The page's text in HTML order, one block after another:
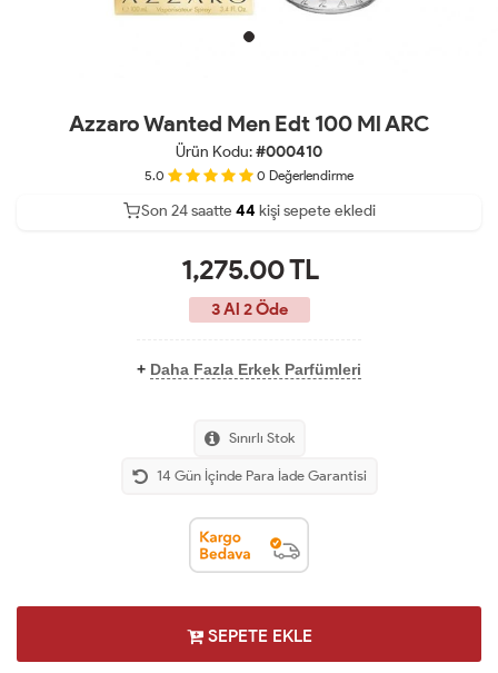
Azzaro Wanted Men Edt 100 Ml ARC
Ürün Kodu:#000410
5.0 0 Değerlendirme
37
Son 24 saatte 45 kişi sepete ekledi
15
1,275.00TL
3 Al 2 Öde
+ Daha Fazla Erkek Parfümleri
Sınırlı Stok
14 Gün İçinde Para İade Garantisi
SEPETE EKLE